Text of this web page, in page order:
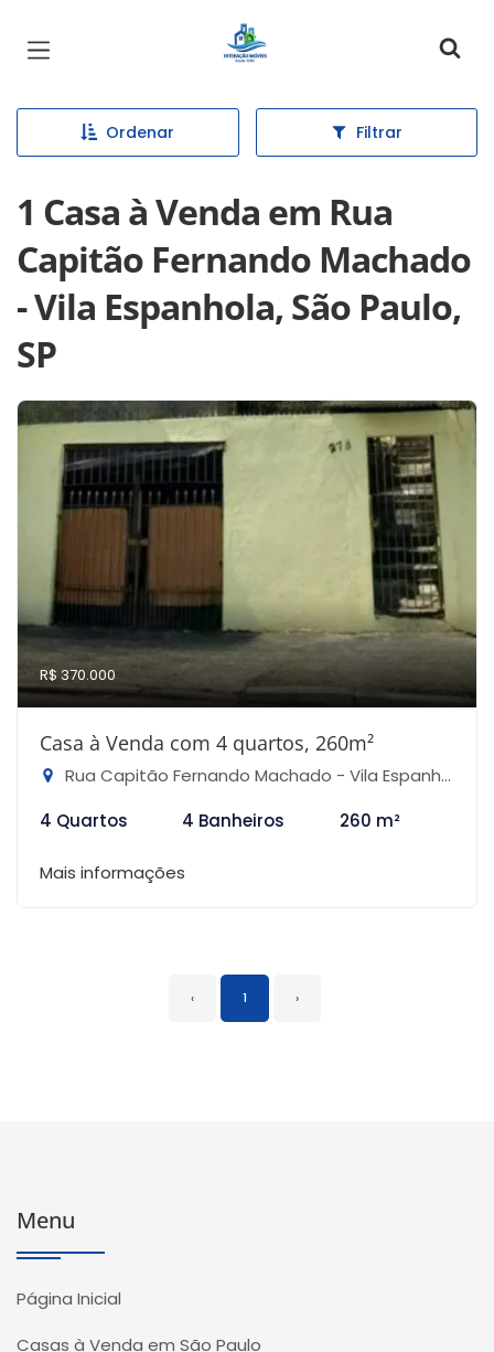
Página inicial
Ordenar Filtrar
1 Casa à Venda em Rua
Capitão Fernando Machado
- Vila Espanhola, São Paulo,
SP
R$ 370.000
Casa à Venda com 4 quartos, 260m²
Rua Capitão Fernando Machado - Vila Espanhola, São Paulo-SP
4 Quartos
4 Banheiros 260 m²
Mais informações
‹ 1 ›
Menu
Página Inicial
Casas à Venda em São Paulo